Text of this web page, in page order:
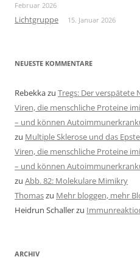
Februar 2026
Lichtgruppe 15. Januar 2026
NEUESTE KOMMENTARE
Rebekkazu Tregs: Der verspätete
Viren, die menschliche Proteine
– und können
zu Multiple Sklerose und das
Viren, die menschliche Proteine
– und können
zu Abb. 82: Molekulare Mimikry
Thomaszu Mehr bloggen, mehr
Heidrun Schallerzu
ARCHIV